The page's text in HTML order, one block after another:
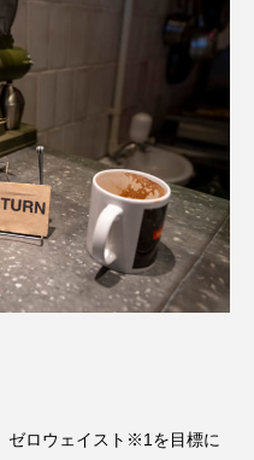
ゼロウェイスト※1を目標に